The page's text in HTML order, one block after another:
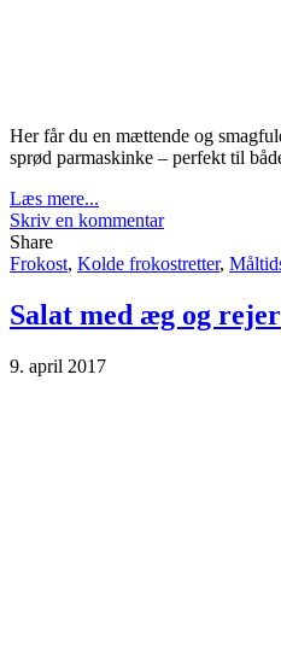
Her får du en mættende og
sprød parmaskinke – perfekt til
Læs mere...
Skriv en kommentar
Share
Frokost, Kolde frokostretter,
Salat med æg og rejer
9. april 2017